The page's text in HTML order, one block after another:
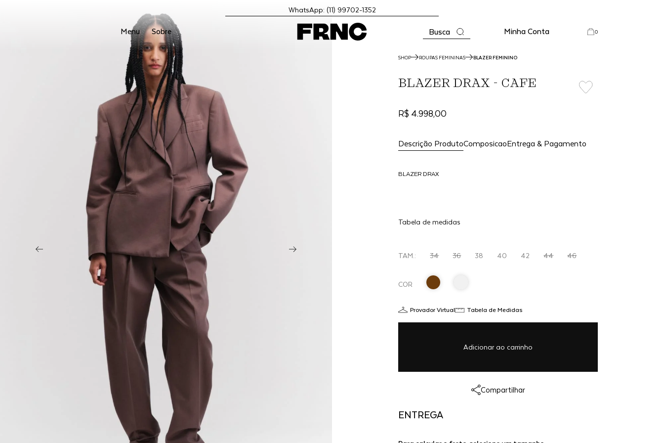
WhatsApp: (11) 99702-1352
Menu Sobre Busca Minha Conta 0
SHOP ROUPAS FEMININAS BLAZER FEMININO
BLAZER DRAX - CAFE
R$ 4.998,00
Composicao
Descrição Produto Entrega & Pagamento
BLAZER DRAX
Tabela de medidas
TAM.: 34 36 38 40 42 44 46
COR
Provador Virtual Tabela de Medidas
Adicionar ao carrinho
Link copiado!
Redirecionando...
Compartilhar
ENTREGA